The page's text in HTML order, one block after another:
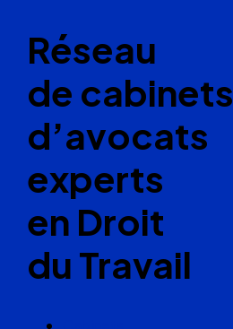
Réseau
de cabinets
d’avocats
experts
en Droit
du Travail